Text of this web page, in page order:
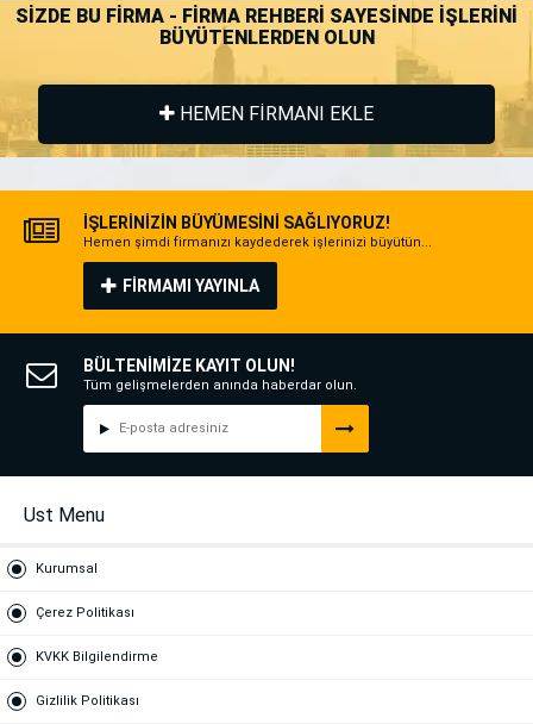
SİZDE BU FİRMA - FİRMA REHBERİ SAYESİNDE İŞLERİNİ
BÜYÜTENLERDEN OLUN
HEMEN FİRMANI EKLE
İŞLERİNİZİN BÜYÜMESİNİ SAĞLIYORUZ!
Hemen şimdi firmanızı kaydederek işlerinizi büyütün...
FİRMAMI YAYINLA
BÜLTENİMİZE KAYIT OLUN!
Tüm gelişmelerden anında haberdar olun.
Ust Menu
Kurumsal
Çerez Politikası
KVKK Bilgilendirme
Gizlilik Politikası